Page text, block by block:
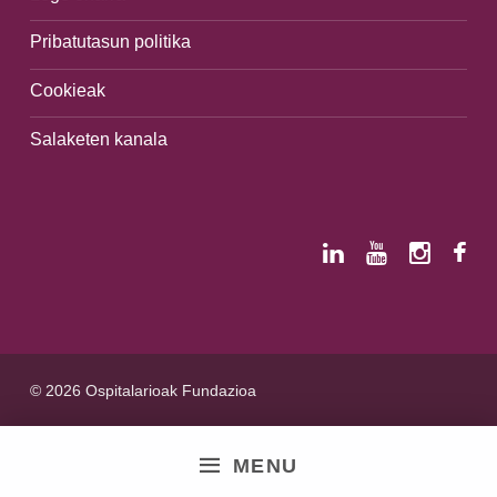
MENU
Pribatutasun politika
Cookieak
Salaketen kanala
© 2026 Ospitalarioak Fundazioa